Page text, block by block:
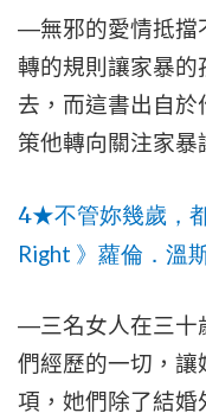
—無邪的愛情抵擋
轉的規則讓家暴的
去，而這書出自
策他轉向關注家暴
4★不管妳幾歲，
Right 》蘿倫．溫
—三名女人在三
們經歷的一切，讓
項，她們除了結婚